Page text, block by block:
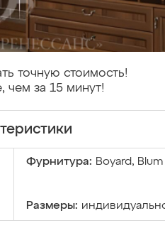
точную стоимость!
чем за 15 минут!
Фурнитура: Boyard, Blum
Размеры: